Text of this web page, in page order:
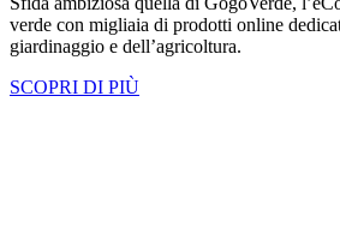
verde con migliaia di prodotti online
giardinaggio e dell’agricoltura.
SCOPRI DI PIÙ